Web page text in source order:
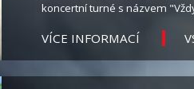
koncertní turné s názvem
VÍCE INFORMACÍ